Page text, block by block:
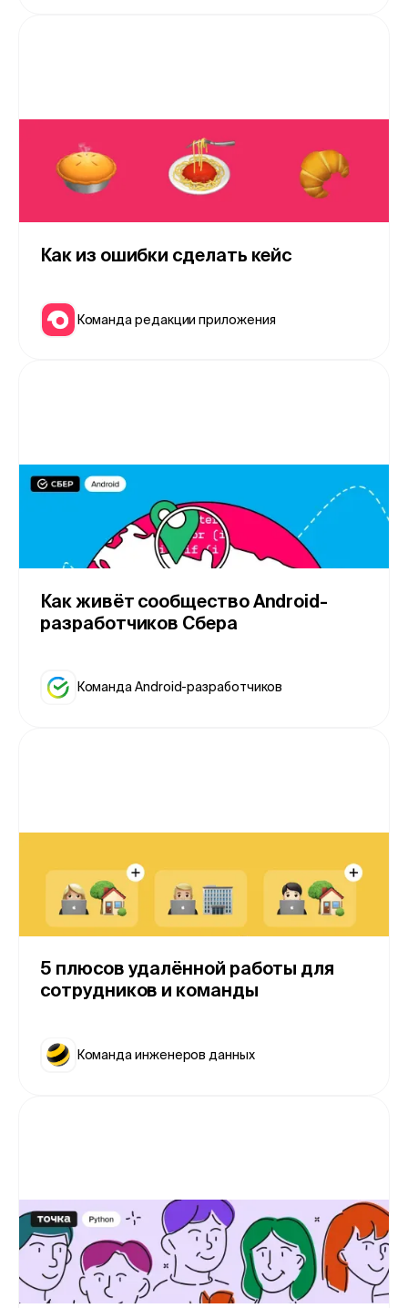
Как из ошибки сделать кейс
Команда редакции приложения
Как живёт сообщество Android-
разработчиков Сбера
Команда Android-разработчиков
5 плюсов удалённой работы для
сотрудников и команды
Команда инженеров данных